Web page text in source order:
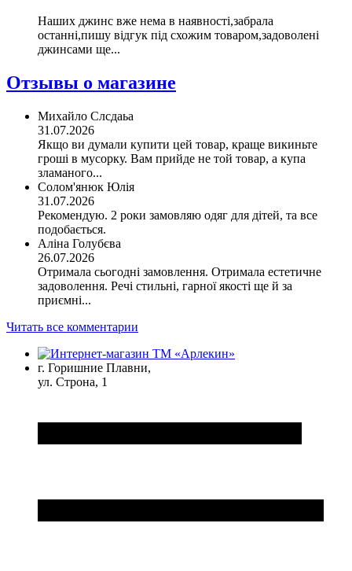
Наших джинс вже нема в наявності,забрала
останні,пишу відгук під схожим товаром,задоволені
джинсами ще...
Отзывы о магазине
Михайло Слсдаьа
31.07.2026
Якщо ви думали купити цей товар, краще викиньте
гроші в мусорку. Вам прийде не той товар, а купа
зламаного...
Солом'янюк Юлія
31.07.2026
Рекомендую. 2 роки замовляю одяг для дітей, та все
подобається.
Аліна Голубєва
26.07.2026
Отримала сьогодні замовлення. Отримала естетичне
задоволення. Речі стильні, гарної якості ще й за
приємні...
Читать все комментарии
г. Горишние Плавни,
ул. Строна, 1